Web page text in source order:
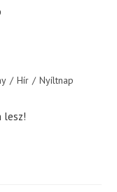
/ Hír / Nyíltnap
lesz!